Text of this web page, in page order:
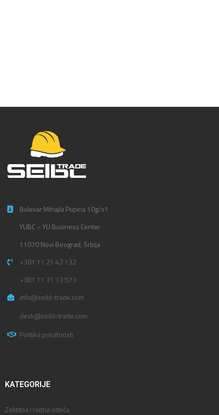
Bulevar Mihajla Pupina 10g/s1
YUBC – YU Business Center
11070 Novi Beograd, Srbija
+381 11 21 42 132
+381 11 31 13 573
info@seibl-trade.com
desk@seibl-trade.com
Politika privatnosti
KATEGORIJE
Zaštitna i radna odeća